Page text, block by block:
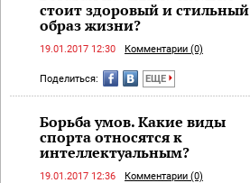
стоит здоровый и стильный
образ жизни?
19.01.2017 12:30 Комментарии (0)
Поделиться: ЕЩЕ
Борьба умов. Какие виды
спорта относятся к
интеллектуальным?
19.01.2017 12:36 Комментарии (0)